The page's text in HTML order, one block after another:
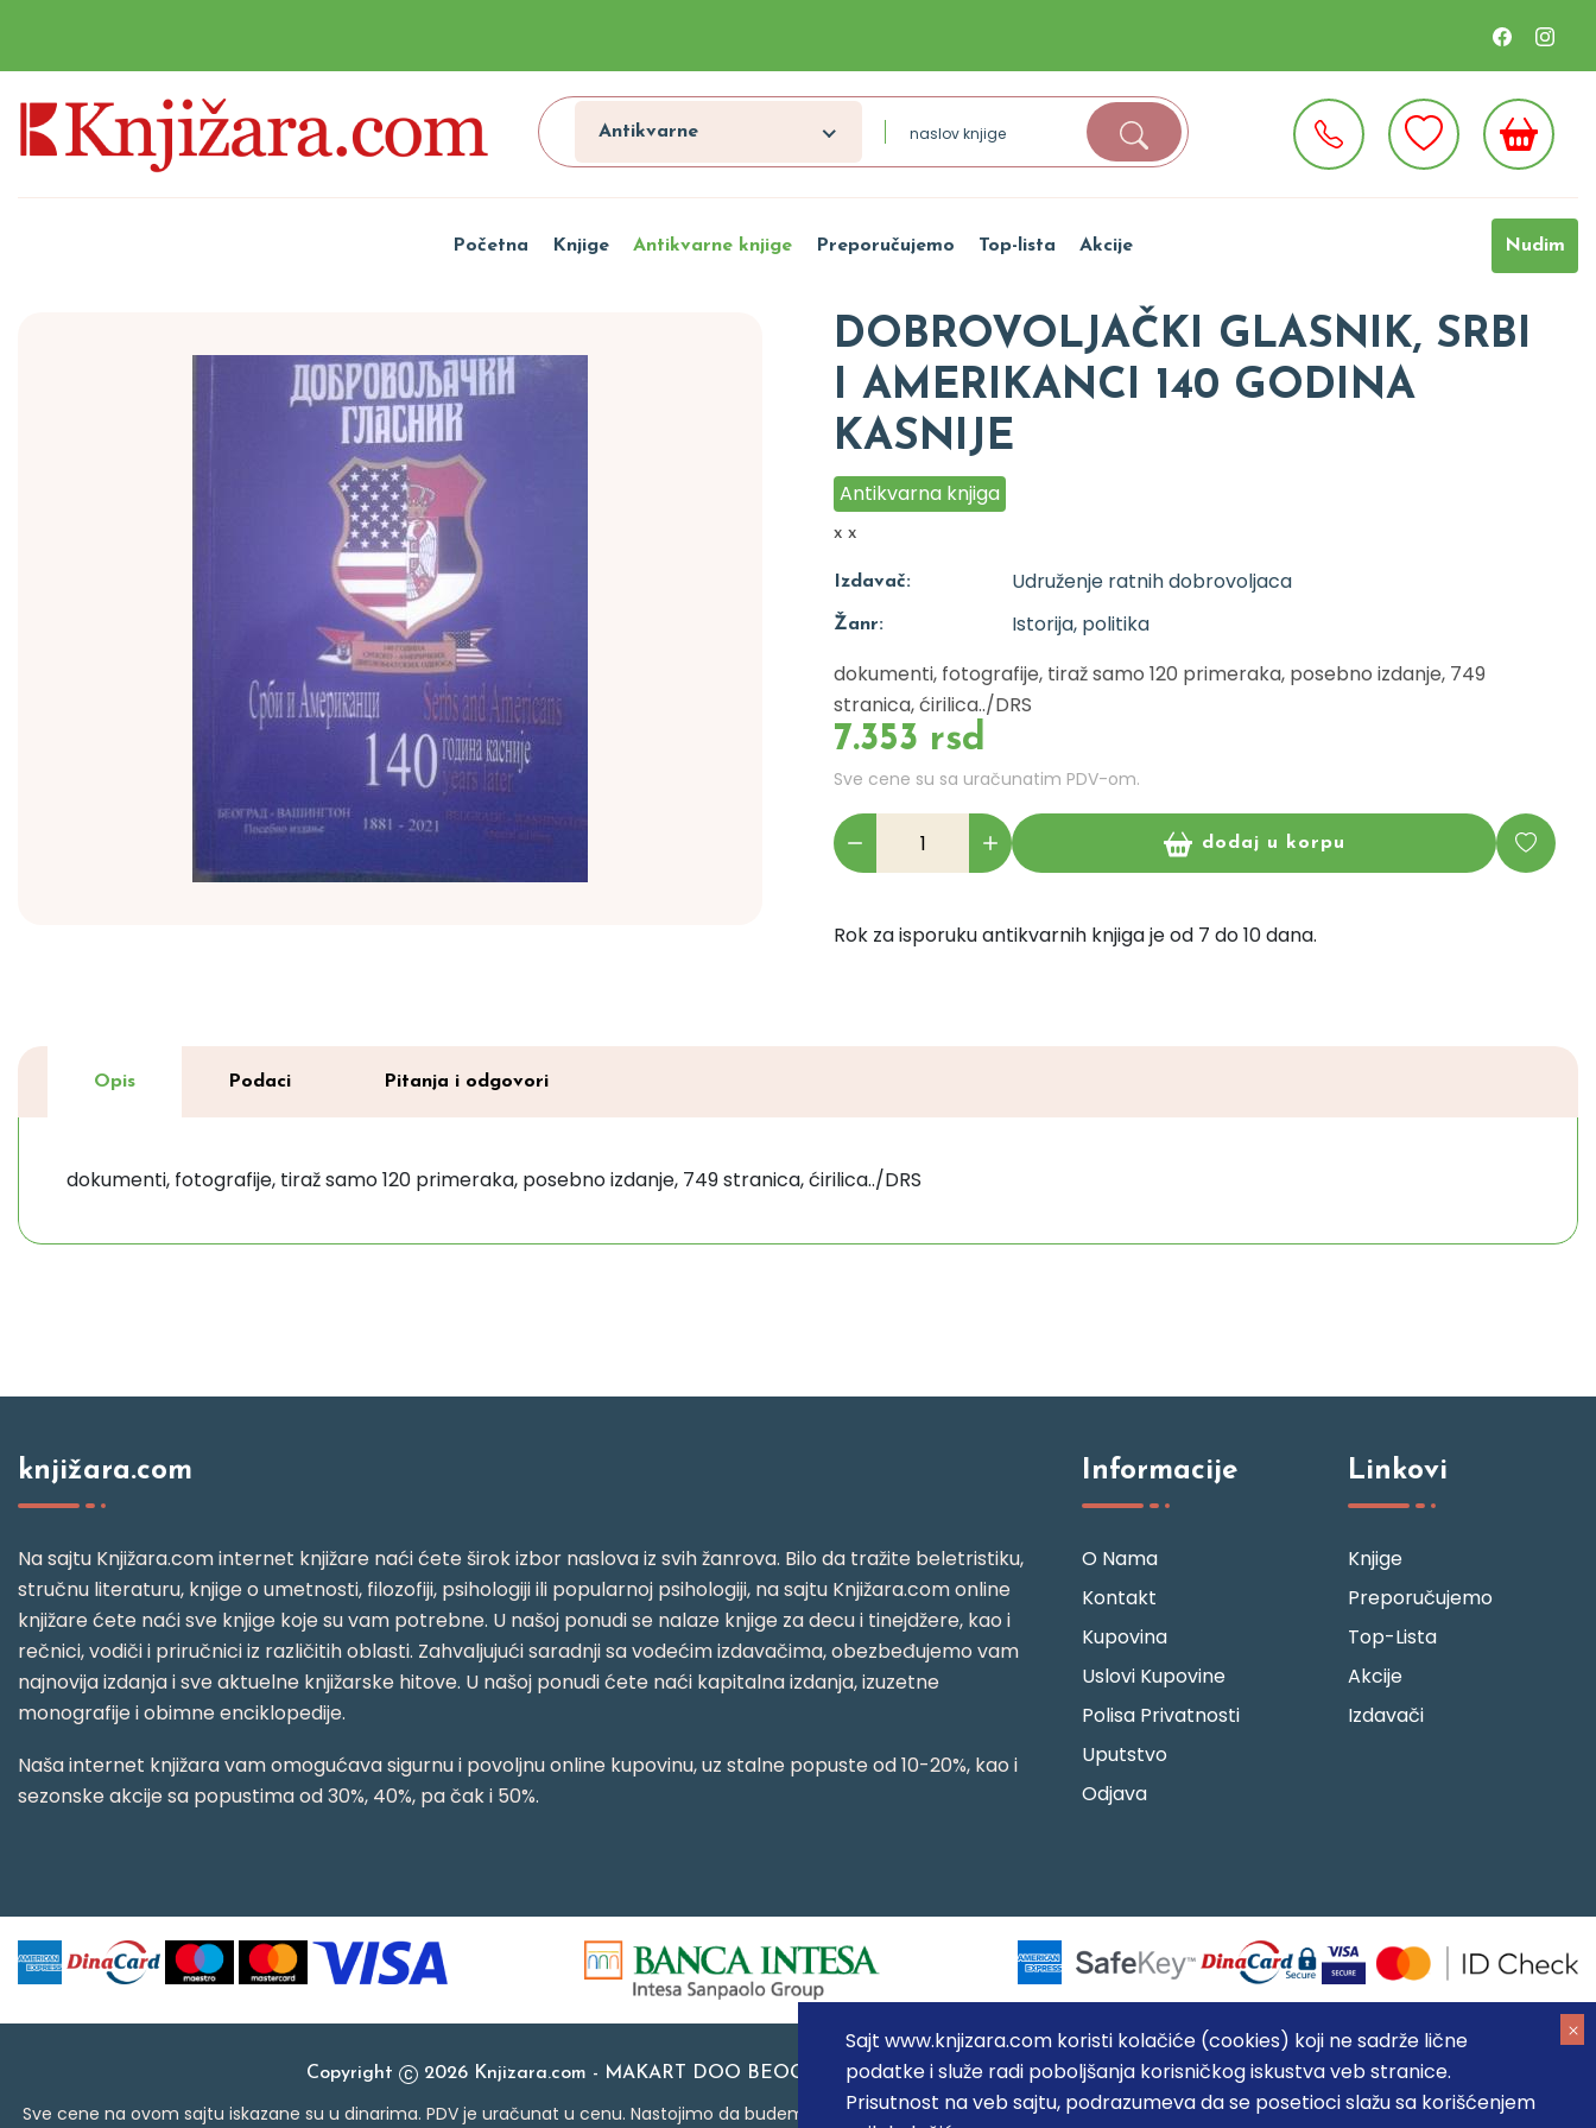
Sajt www.knjizara.com koristi kolačiće (cookies) koji ne sadrže lične
podatke i služe radi poboljšanja korisničkog iskustva veb stranice.
Prisutnost na veb sajtu, podrazumeva da se posetioci slažu sa korišćenjem
Antikvarne
Početna Knjige Antikvarne knjige Preporučujemo Top-lista Akcije Nudim
DOBROVOLJAČKI GLASNIK, SRBI
I AMERIKANCI 140 GODINA
KASNIJE
Antikvarna knjiga
x x
Izdavač: Udruženje ratnih dobrovoljaca
Žanr:
Istorija, politika
dokumenti, fotografije, tiraž samo 120 primeraka, posebno izdanje, 749
stranica, ćirilica../DRS
7.353 rsd
Sve cene su sa uračunatim PDV-om.
dodaj u korpu
Rok za isporuku antikvarnih knjiga je od 7 do 10 dana.
Opis Podaci Pitanja i odgovori
dokumenti, fotografije, tiraž samo 120 primeraka, posebno izdanje, 749 stranica, ćirilica../DRS
knjižara.com
Na sajtu Knjižara.com internet knjižare naći ćete širok izbor naslova iz svih žanrova. Bilo da tražite beletristiku,
stručnu literaturu, knjige o umetnosti, filozofiji, psihologiji ili popularnoj psihologiji, na sajtu Knjižara.com online
knjižare ćete naći sve knjige koje su vam potrebne. U našoj ponudi se nalaze knjige za decu i tinejdžere, kao i
rečnici, vodiči i priručnici iz različitih oblasti. Zahvaljujući saradnji sa vodećim izdavačima, obezbeđujemo vam
najnovija izdanja i sve aktuelne knjižarske hitove. U našoj ponudi ćete naći kapitalna izdanja, izuzetne
monografije i obimne enciklopedije.
Naša internet knjižara vam omogućava sigurnu i povoljnu online kupovinu, uz stalne popuste od 10-20%, kao i
sezonske akcije sa popustima od 30%, 40%, pa čak i 50%.
Informacije
O Nama
Kontakt
Kupovina
Uslovi Kupovine
Polisa Privatnosti
Uputstvo
Odjava
Linkovi
Knjige
Preporučujemo
Top-Lista
Akcije
Izdavači
Copyright 2026 Knjizara.com - MAKART DOO BEOGRAD (NOVI BEOGRAD), PIB: 105184104, MB: 20337524
Sve cene na ovom sajtu iskazane su u dinarima. PDV je uračunat u cenu. Nastojimo da budemo što precizniji u opisu proizvoda, prikazu slika i samih cena, ali ne možemo garantovati da su